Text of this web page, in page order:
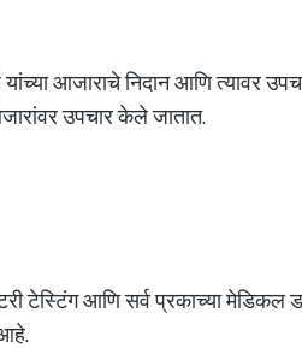
यांच्या आजाराचे निदान आणि त्यावर
उपचार केले जातात.
टेस्टिंग आणि सर्व प्रकाच्या